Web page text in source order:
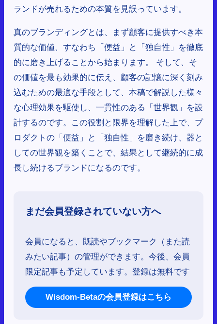
ランドが売れるための本質を見誤っています。
真のブランディングとは、まず顧客に提供すべき本
質的な価値、すなわち「便益」と「独自性」を徹底
的に磨き上げることから始まります。 そして、そ
の価値を最も効果的に伝え、顧客の記憶に深く刻み
込むための最適な手段として、本稿で解説した様々
な心理効果を駆使し、一貫性のある「世界観」を設
計するのです。この役割と限界を理解した上で、プ
ロダクトの「便益」と「独自性」を磨き続け、器と
しての世界観を築くことで、結果として継続的に成
長し続けるブランドになるのです。
まだ会員登録されていない方へ
会員になると、既読やブックマーク（また読
みたい記事）の管理ができます。今後、会員
限定記事も予定しています。登録は無料です
Wisdom-Betaの会員登録はこちら